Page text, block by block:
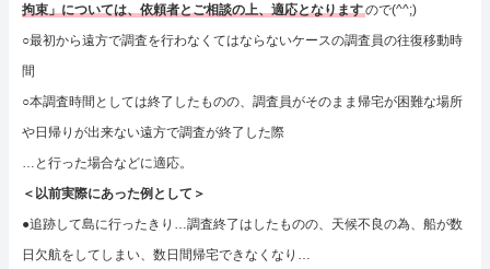
拘束」については、依頼者とご相談の上、適応となりますので(^^;)
○最初から遠方で調査を行わなくてはならないケースの調査員の往復移動時
間
○本調査時間としては終了したものの、調査員がそのまま帰宅が困難な場所
や日帰りが出来ない遠方で調査が終了した際
…と行った場合などに適応。
＜以前実際にあった例として＞
●追跡して島に行ったきり…調査終了はしたものの、天候不良の為、船が数
日欠航をしてしまい、数日間帰宅できなくなり…